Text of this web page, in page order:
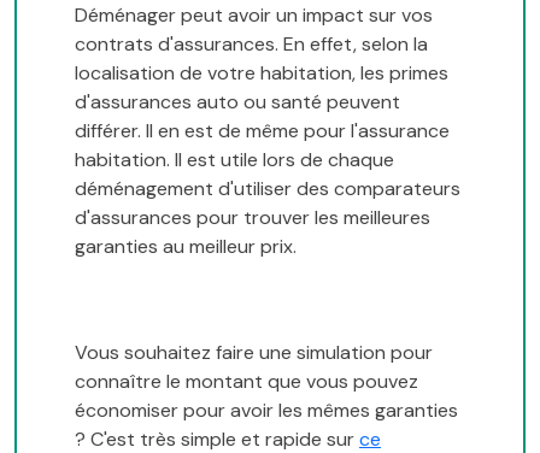
Déménager peut avoir un impact sur vos
contrats d'assurances. En effet, selon la
localisation de votre habitation, les primes
d'assurances auto ou santé peuvent
différer. Il en est de même pour l'assurance
habitation. Il est utile lors de chaque
déménagement d'utiliser des comparateurs
d'assurances pour trouver les meilleures
garanties au meilleur prix.
Vous souhaitez faire une simulation pour
connaître le montant que vous pouvez
économiser pour avoir les mêmes garanties
? C'est très simple et rapide surce